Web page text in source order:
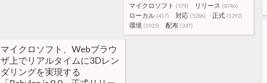
マイクロソフト (579) リリース (8746)
ローカル (417) 対応 (5286) 正式 (1292)
環境 (1935) 配布 (337)
マイクロソフト、Webブラウ
ザ上でリアルタイムに3Dレン
ダリングを実現する